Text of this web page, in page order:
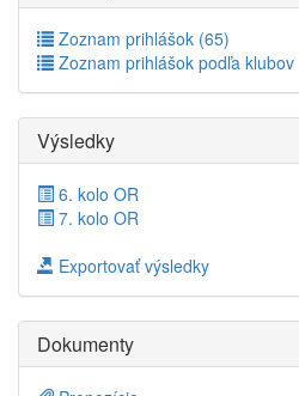
Zoznam prihlášok (65)
Zoznam prihlášok podľa klubov
Výsledky
6. kolo OR
7. kolo OR
Exportovať výsledky
Dokumenty